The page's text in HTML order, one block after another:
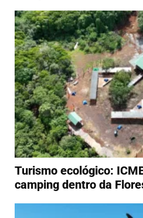
Turismo ecológico:
camping dentro da